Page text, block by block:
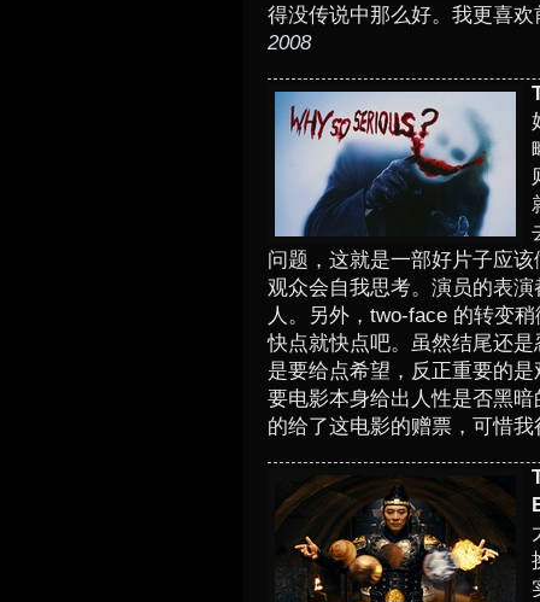
得没传说中那么好。我更喜
2008
问题，这就是一部好片子应
观众会自我思考。演员的表
人。另外，two-face 的转变
快点就快点吧。虽然结尾还
是要给点希望，反正重要的
要电影本身给出人性是否黑
的给了这电影的赠票，可惜